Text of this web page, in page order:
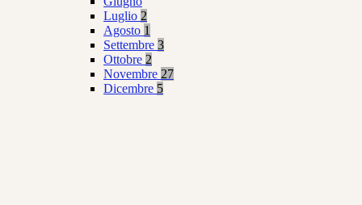
Luglio 2
Agosto 1
Settembre 3
Ottobre 2
Novembre 27
Dicembre 5